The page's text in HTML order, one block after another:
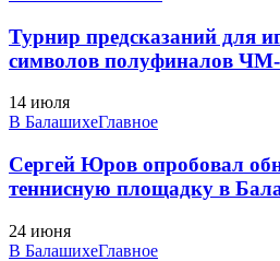
Турнир предсказаний для
символов полуфиналов ЧМ-
14 июля
В БалашихеГлавное
Сергей Юров опробовал
теннисную площадку в
24 июня
В БалашихеГлавное